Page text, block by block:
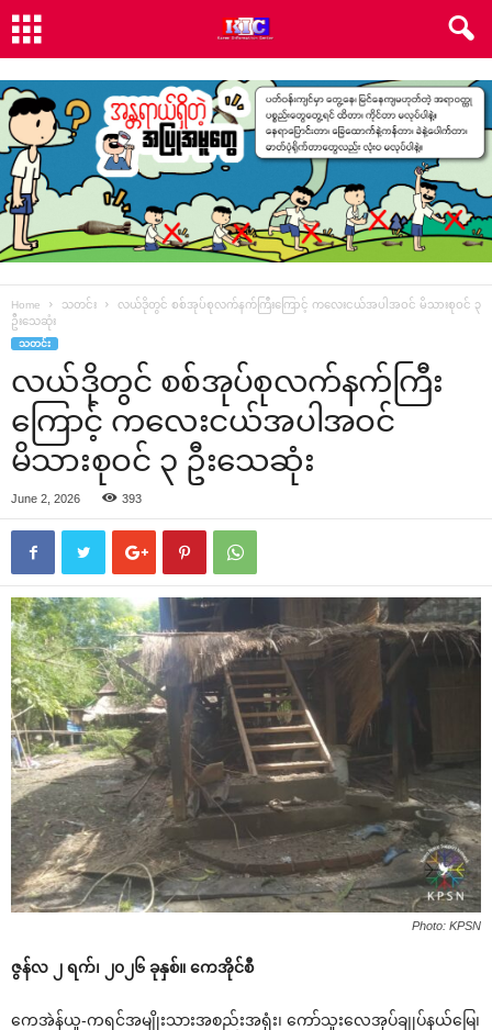
Home သတင်း
လယ်ဒိုတွင် စစ်အုပ်စုလက်နက်ကြီးကြောင့် ကလေးငယ်အပါအဝင် မိသားစုဝင် ၃
ဦးသေဆုံး
သတင်း
လယ်ဒိုတွင် စစ်အုပ်စုလက်နက်ကြီး
ကြောင့် ကလေးငယ်အပါအဝင်
မိသားစုဝင် ၃ ဦးသေဆုံး
June 2, 2026 393
Photo: KPSN
ဇွန်လ ၂ ရက်၊ ၂၀၂၆ ခုနှစ်။ ကေအိုင်စီ
ကေအဲန်ယူ-ကရင်အမျိုးသားအစည်းအရုံး၊ ကော်သူးလေအုပ်ချုပ်နယ်မြေ၊